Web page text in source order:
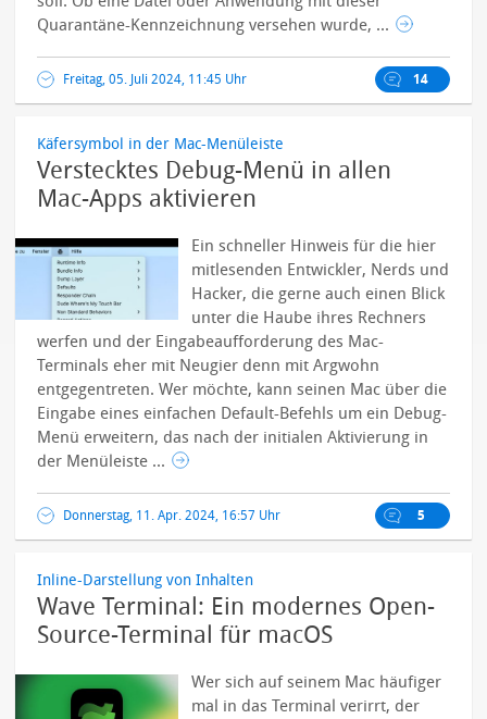
Quarantäne-Kennzeichnung versehen wurde, ...
Freitag, 05. Juli 2024, 11:45 Uhr 14
Käfersymbol in der Mac-Menüleiste
Verstecktes Debug-Menü in allen
Mac-Apps aktivieren
Ein schneller Hinweis für die hier
mitlesenden Entwickler, Nerds und
Hacker, die gerne auch einen Blick
unter die Haube ihres Rechners
werfen und der Eingabeaufforderung des Mac-
Terminals eher mit Neugier denn mit Argwohn
entgegentreten.Wer möchte, kann seinen Mac über die
Eingabe eines einfachen Default-Befehls um ein Debug-
Menü erweitern, das nach der initialen Aktivierung in
der Menüleiste ...
Donnerstag, 11. Apr. 2024, 16:57 Uhr 5
Inline-Darstellung von Inhalten
Wave Terminal: Ein modernes Open-
Source-Terminal für macOS
Wer sich auf seinem Mac häufiger
mal in das Terminal verirrt, der